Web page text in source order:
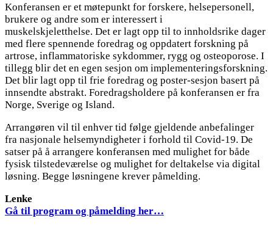
Konferansen er et møtepunkt for forskere, helsepersonell,
brukere og andre som er interessert i
muskelskjeletthelse. Det er lagt opp til to innholdsrike dager
med flere spennende foredrag og oppdatert forskning på
artrose, inflammatoriske sykdommer, rygg og osteoporose. I
tillegg blir det en egen sesjon om implementeringsforskning.
Det blir lagt opp til frie foredrag og poster-sesjon basert på
innsendte abstrakt. Foredragsholdere på konferansen er fra
Norge, Sverige og Island.
Arrangøren vil til enhver tid følge gjeldende anbefalinger
fra nasjonale helsemyndigheter i forhold til Covid-19. De
satser på å arrangere konferansen med mulighet for både
fysisk tilstedeværelse og mulighet for deltakelse via digital
løsning. Begge løsningene krever påmelding.
Lenke
Gå til program og påmelding her…